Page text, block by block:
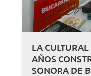
LA
AÑOS
SONORA DE